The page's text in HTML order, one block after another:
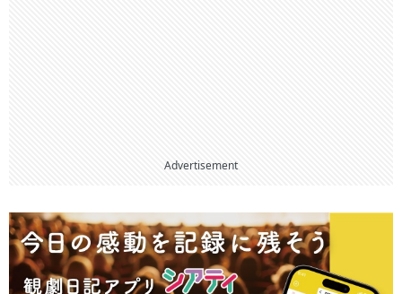
Advertisement